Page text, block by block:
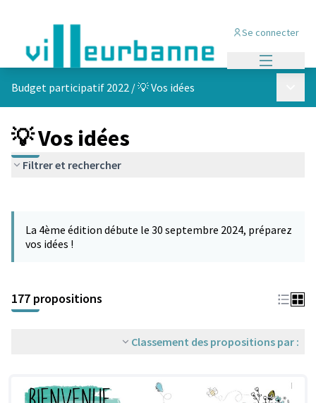
Se connecter
Budget participatif 2022 /💡 Vos idées
💡 Vos idées
Filtrer et rechercher
−
La 4ème édition débute le 30 septembre 2024, préparez
vos idées !
177 propositions
Classement des propositions par :